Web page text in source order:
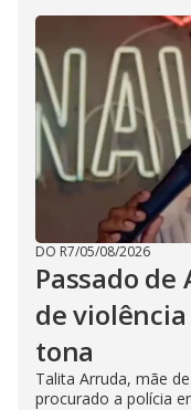
DO R7/05/08/2026
Passado
de
tona
Talita Arruda, mãe
procurado a polícia